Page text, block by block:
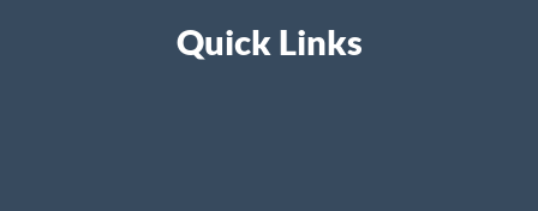
Quick Links